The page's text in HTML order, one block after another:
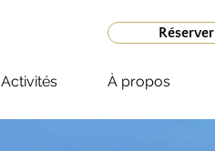
Réserver
Activités À propos